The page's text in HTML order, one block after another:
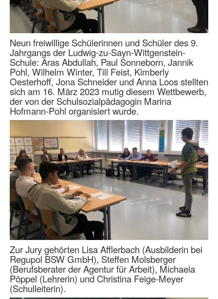
Neun freiwillige Schülerinnen und Schüler des 9.
Jahrgangs der Ludwig-zu-Sayn-Wittgenstein-
Schule: Aras Abdullah, Paul Sonneborn, Jannik
Pohl, Wilhelm Winter, Till Feist, Kimberly
Oesterhoff, Jona Schneider und Anna Loos stellten
sich am 16. März 2023 mutig diesem Wettbewerb,
der von der Schulsozialpädagogin Marina
Hofmann-Pohl organisiert wurde.
Zur Jury gehörten Lisa Afflerbach (Ausbilderin bei
Regupol BSW GmbH), Steffen Molsberger
(Berufsberater der Agentur für Arbeit), Michaela
Pöppel (Lehrerin) und Christina Feige-Meyer
(Schulleiterin).